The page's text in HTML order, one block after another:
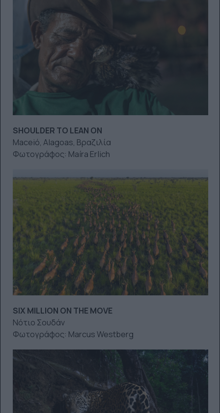
SHOULDER TO LEAN ON
Maceió, Alagoas, Βραζιλία
Φωτογράφος: Maíra Erlich
SIX MILLION ON THE MOVE
Νότιο Σουδάν
Φωτογράφος: Marcus Westberg